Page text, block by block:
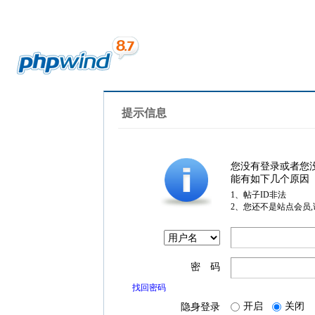
提示信息
您没有登录或者您
能有如下几个原因
1、帖子ID非法
2、您还不是站点会员
密 码
找回密码
隐身登录 开启 关闭